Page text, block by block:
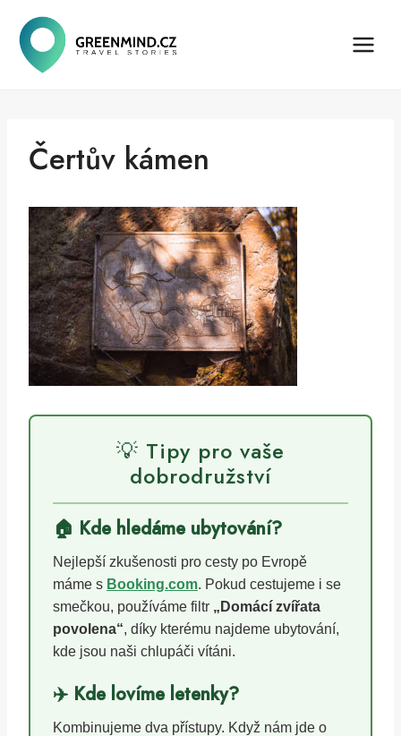
obsah
Čertův kámen
💡 Tipy pro vaše
dobrodružství
🏠 Kde hledáme ubytování?
Nejlepší zkušenosti pro cesty po Evropě
máme s Booking.com. Pokud cestujeme i se
smečkou, používáme filtr „Domácí zvířata
povolena“, díky kterému najdeme ubytování,
kde jsou naši chlupáči vítáni.
✈️ Kde lovíme letenky?
Kombinujeme dva přístupy. Když nám jde o